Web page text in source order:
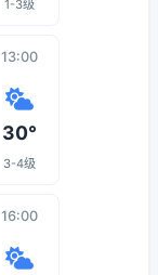
1-3级
13:00
30°
3-4级
16:00